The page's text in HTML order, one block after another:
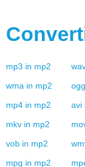
mp3 in mp2
wma in mp2 ogg
mp4 in mp2 avi
mkv in mp2
vob in mp2
mpg in mp2